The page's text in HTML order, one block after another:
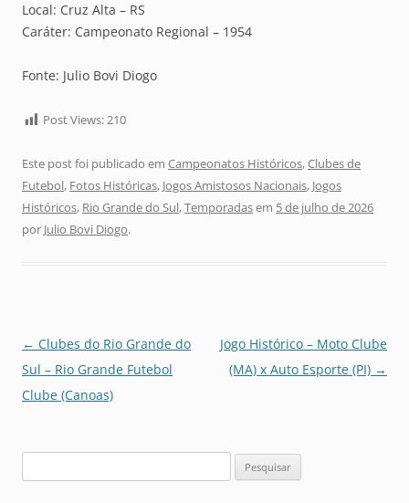
Local: Cruz Alta – RS
Caráter: Campeonato Regional – 1954
Fonte: Julio Bovi Diogo
Post Views:210
Este post foi publicado em Campeonatos Históricos,Clubes de
Futebol, Fotos Históricas, Jogos Amistosos Nacionais, Jogos
Históricos, Rio Grande do Sul,Temporadasem 5 de julho de 2026
por Julio Bovi Diogo.
Navegação
de
posts
← Clubes do Rio Grande do
Sul – Rio Grande Futebol
Clube (Canoas)
Jogo Histórico – Moto Clube
(MA) x Auto Esporte (PI) →
por: